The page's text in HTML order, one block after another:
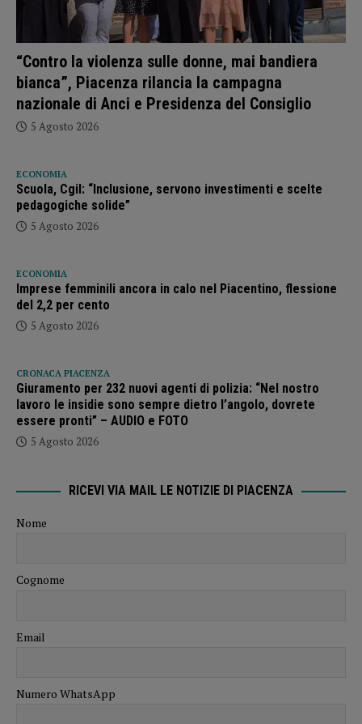
“Contro la violenza sulle donne, mai bandiera
bianca”, Piacenza rilancia la campagna
nazionale di Anci e Presidenza del Consiglio
5 Agosto 2026
ECONOMIA
Scuola, Cgil: “Inclusione, servono investimenti e scelte
pedagogiche solide”
5 Agosto 2026
ECONOMIA
Imprese femminili ancora in calo nel Piacentino, flessione
del 2,2 per cento
5 Agosto 2026
CRONACA PIACENZA
Giuramento per 232 nuovi agenti di polizia: “Nel nostro
lavoro le insidie sono sempre dietro l’angolo, dovrete
essere pronti” – AUDIO e FOTO
5 Agosto 2026
RICEVI VIA MAIL LE NOTIZIE DI PIACENZA
Nome
Cognome
Email
Numero WhatsApp